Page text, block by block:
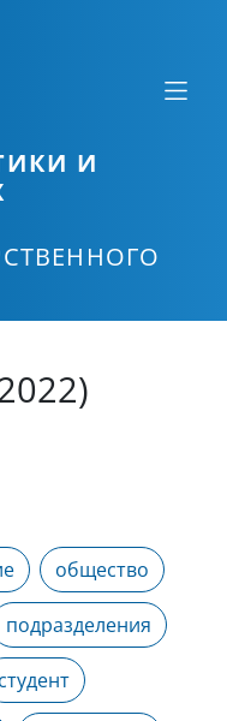
И
общество
подразделения
студент